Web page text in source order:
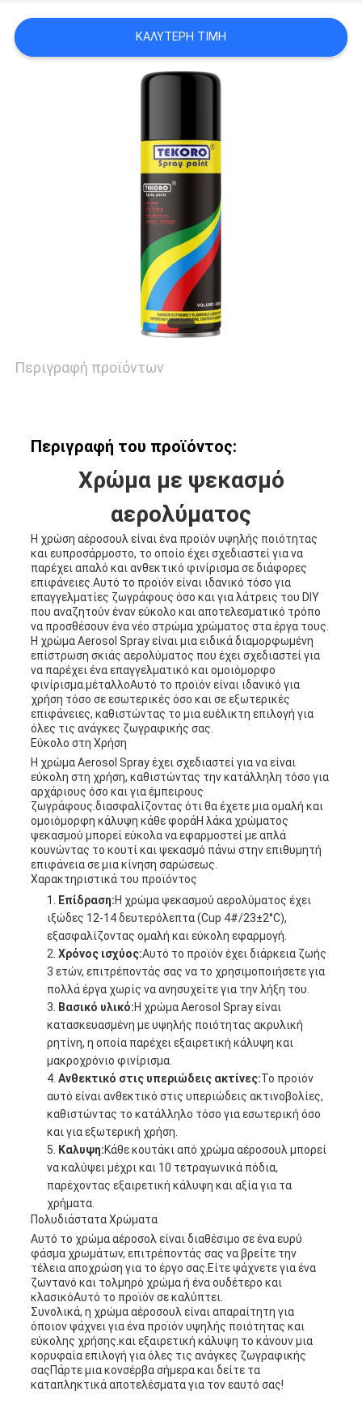
SITEMAP ΚΑΛΎΤΕΡΗ ΤΙΜΉ
Περιγραφή προϊόντων
Περιγραφή του προϊόντος:
Χρώμα με ψεκασμό
αερολύματος
Η χρώση αέροσουλ είναι ένα προϊόν υψηλής ποιότητας
και ευπροσάρμοστο, το οποίο έχει σχεδιαστεί για να
παρέχει απαλό και ανθεκτικό φινίρισμα σε διάφορες
επιφάνειες.Αυτό το προϊόν είναι ιδανικό τόσο για
επαγγελματίες ζωγράφους όσο και για λάτρεις του DIY
που αναζητούν έναν εύκολο και αποτελεσματικό τρόπο
να προσθέσουν ένα νέο στρώμα χρώματος στα έργα τους.
Η χρώμα Aerosol Spray είναι μια ειδικά διαμορφωμένη
επίστρωση σκιάς αερολύματος που έχει σχεδιαστεί για
να παρέχει ένα επαγγελματικό και ομοιόμορφο
φινίρισμα.μέταλλοΑυτό το προϊόν είναι ιδανικό για
χρήση τόσο σε εσωτερικές όσο και σε εξωτερικές
επιφάνειες, καθιστώντας το μια ευέλικτη επιλογή για
όλες τις ανάγκες ζωγραφικής σας.
Εύκολο στη Χρήση
Η χρώμα Aerosol Spray έχει σχεδιαστεί για να είναι
εύκολη στη χρήση, καθιστώντας την κατάλληλη τόσο για
αρχάριους όσο και για έμπειρους
ζωγράφους.διασφαλίζοντας ότι θα έχετε μια ομαλή και
ομοιόμορφη κάλυψη κάθε φοράΗ λάκα χρώματος
ψεκασμού μπορεί εύκολα να εφαρμοστεί με απλά
κουνώντας το κουτί και ψεκασμό πάνω στην επιθυμητή
επιφάνεια σε μια κίνηση σαρώσεως.
Χαρακτηριστικά του προϊόντος
Επίδραση:Η χρώμα ψεκασμού αερολύματος έχει
ιξώδες 12-14 δευτερόλεπτα (Cup 4#/23±2°C),
εξασφαλίζοντας ομαλή και εύκολη εφαρμογή.
Χρόνος ισχύος:Αυτό το προϊόν έχει διάρκεια ζωής
3 ετών, επιτρέποντάς σας να το χρησιμοποιήσετε για
πολλά έργα χωρίς να ανησυχείτε για την λήξη του.
Βασικό υλικό:Η χρώμα Aerosol Spray είναι
κατασκευασμένη με υψηλής ποιότητας ακρυλική
ρητίνη, η οποία παρέχει εξαιρετική κάλυψη και
μακροχρόνιο φινίρισμα.
Ανθεκτικό στις υπεριώδεις ακτίνες:Το προϊόν
αυτό είναι ανθεκτικό στις υπεριώδεις ακτινοβολίες,
καθιστώντας το κατάλληλο τόσο για εσωτερική όσο
και για εξωτερική χρήση.
Καλυψη:Κάθε κουτάκι από χρώμα αέροσουλ μπορεί
να καλύψει μέχρι και 10 τετραγωνικά πόδια,
παρέχοντας εξαιρετική κάλυψη και αξία για τα
χρήματα.
Πολυδιάστατα Χρώματα
Αυτό το χρώμα αέροσολ είναι διαθέσιμο σε ένα ευρύ
φάσμα χρωμάτων, επιτρέποντάς σας να βρείτε την
τέλεια αποχρώση για το έργο σας.Είτε ψάχνετε για ένα
ζωντανό και τολμηρό χρώμα ή ένα ουδέτερο και
κλασικόΑυτό το προϊόν σε καλύπτει.
Συνολικά, η χρώμα αέροσουλ είναι απαραίτητη για
όποιον ψάχνει για ένα προϊόν υψηλής ποιότητας και
εύκολης χρήσης.και εξαιρετική κάλυψη το κάνουν μια
κορυφαία επιλογή για όλες τις ανάγκες ζωγραφικής
σαςΠάρτε μια κονσέρβα σήμερα και δείτε τα
καταπληκτικά αποτελέσματα για τον εαυτό σας!